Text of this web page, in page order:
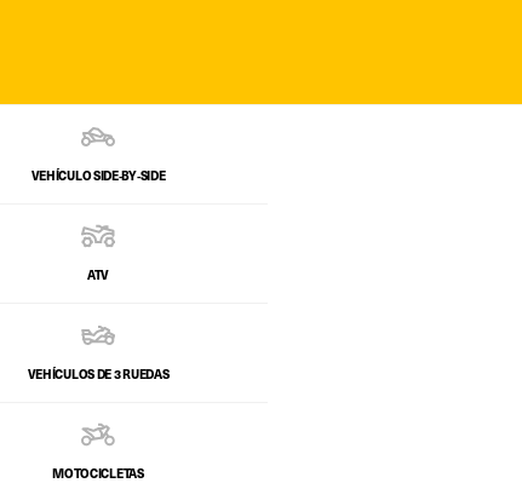
VEHÍCULO SIDE‑BY‑SIDE
ATV
VEHÍCULOS DE 3 RUEDAS
MOTOCICLETAS